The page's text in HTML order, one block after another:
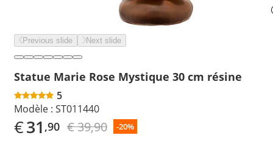
Previous slide Next slide
Statue Marie Rose Mystique 30 cm résine
5
Modèle : ST011440
€31 ,90 € 39,90 -20%